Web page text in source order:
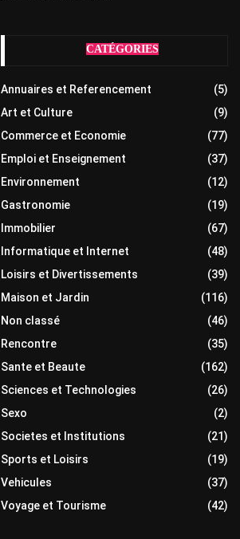
CATÉGORIES
Annuaires et Referencement
(5)
Art et Culture
(9)
Commerce et Economie
(77)
Emploi et Enseignement
(37)
Environnement
(12)
Gastronomie
(19)
Immobilier
(67)
Informatique et Internet
(48)
Loisirs et Divertissements
(39)
Maison et Jardin
(116)
Non classé
(46)
Rencontre
(35)
Sante et Beaute
(162)
Sciences et Technologies
(26)
Sexo
(2)
Societes et Institutions
(21)
Sports et Loisirs
(19)
Vehicules
(37)
Voyage et Tourisme
(42)